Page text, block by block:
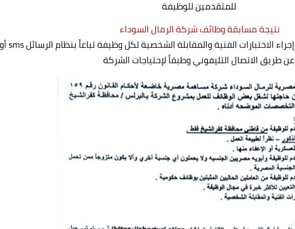
للمتقدمين للوظيفة
نتيجة مسابقة وظائف شركة الرمال السوداء
سيتم إرسال توقيتات ومكان إجراء الاختبارات الفنية والمقابلة الشخصية لكل وظيفة تباعاً بنظام الرسائل sms أو
عن طريق الاتصال التليفوني وطبقاً لإحتياجات الشركة